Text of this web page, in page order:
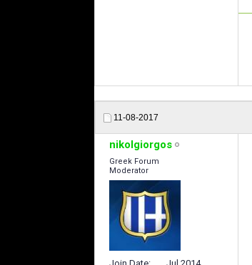
11-08-2017
nikolgiorgos
Greek Forum
Moderator